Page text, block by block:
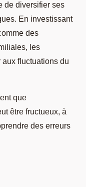
de diversifier ses
En investissant
des
les
fluctuations du
que
être fructueux, à
des erreurs